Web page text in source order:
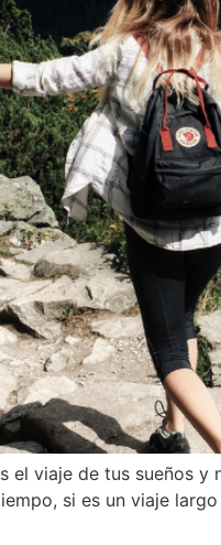
el viaje de tus sueños
si es un viaje